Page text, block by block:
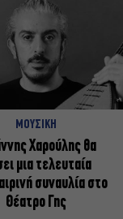
ΜΟΥΣΙΚΗ
Χαρούλης θα
μια τελευταία
συναυλία στο
Θέατρο Γης